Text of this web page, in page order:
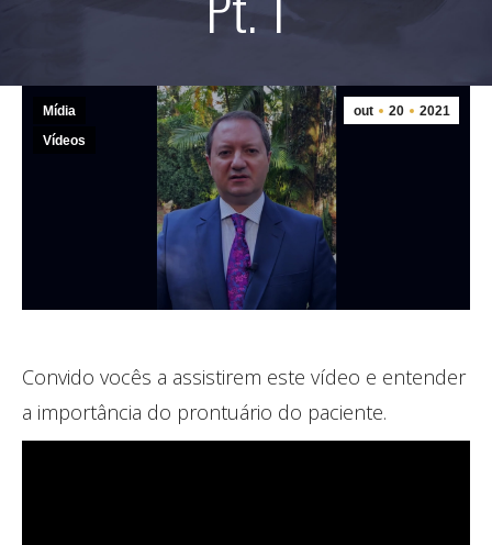
out 20 2021
Mídia
Vídeos
Convido vocês a assistirem este vídeo e entender
a importância do prontuário do paciente.